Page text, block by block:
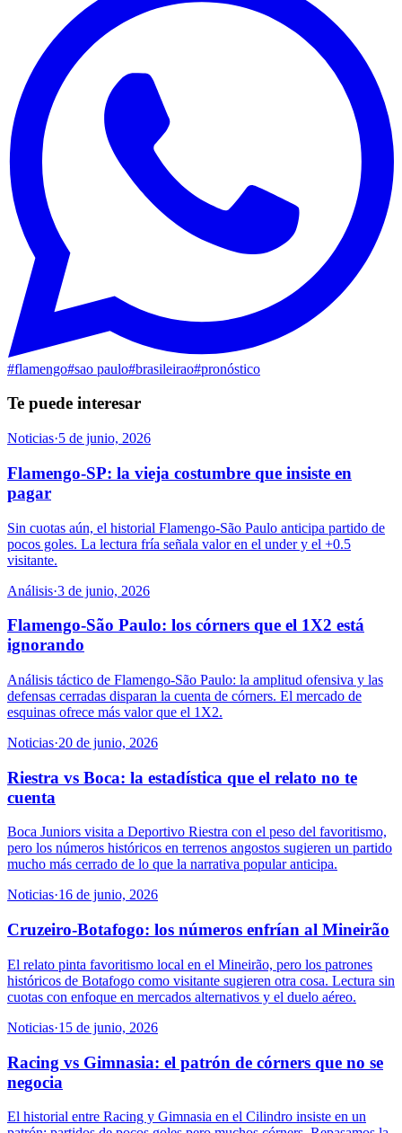
#flamengo#sao paulo#brasileirao#pronóstico
Te puede interesar
Noticias·5 de junio, 2026
Flamengo-SP: la vieja costumbre que insiste en
pagar
Sin cuotas aún, el historial Flamengo-São Paulo anticipa partido de
pocos goles. La lectura fría señala valor en el under y el +0.5
visitante.
Análisis·3 de junio, 2026
Flamengo-São Paulo: los córners que el 1X2 está
ignorando
Análisis táctico de Flamengo-São Paulo: la amplitud ofensiva y las
defensas cerradas disparan la cuenta de córners. El mercado de
esquinas ofrece más valor que el 1X2.
Noticias·20 de junio, 2026
Riestra vs Boca: la estadística que el relato no te
cuenta
Boca Juniors visita a Deportivo Riestra con el peso del favoritismo,
pero los números históricos en terrenos angostos sugieren un partido
mucho más cerrado de lo que la narrativa popular anticipa.
Noticias·16 de junio, 2026
Cruzeiro-Botafogo: los números enfrían al Mineirão
El relato pinta favoritismo local en el Mineirão, pero los patrones
históricos de Botafogo como visitante sugieren otra cosa. Lectura sin
cuotas con enfoque en mercados alternativos y el duelo aéreo.
Noticias·15 de junio, 2026
Racing vs Gimnasia: el patrón de córners que no se
negocia
El historial entre Racing y Gimnasia en el Cilindro insiste en un